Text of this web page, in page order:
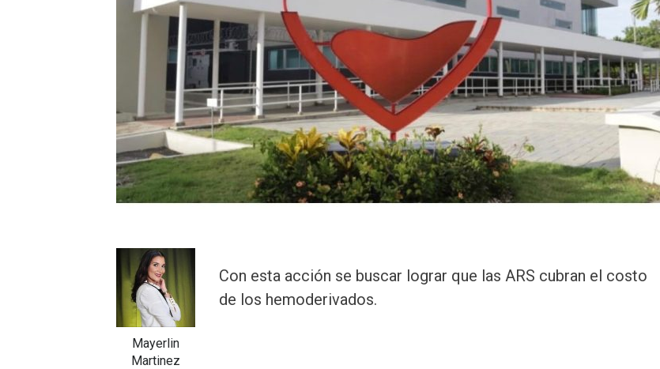
Con esta acción se buscar lograr que las ARS cubran el costo
de los hemoderivados.
Mayerlin
Martinez